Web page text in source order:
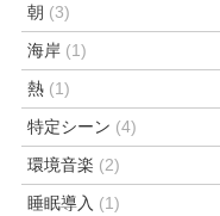
朝 (3)
海岸 (1)
熱 (1)
特定シーン (4)
環境音楽 (2)
睡眠導入 (1)